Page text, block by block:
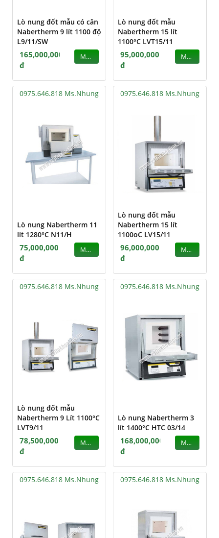
Lò nung đốt mẫu có cân
Nabertherm 9 lít 1100 độ
L9/11/SW
165,000,000
đ
MUA
Lò nung đốt mẫu
Nabertherm 15 lít
1100°C LVT15/11
95,000,000
đ
MUA
0975.646.818 Ms.Nhung
Lò nung Nabertherm 11
lít 1280°C N11/H
75,000,000
đ
MUA
0975.646.818 Ms.Nhung
Lò nung đốt mẫu
Nabertherm 15 lít
1100oC LV15/11
96,000,000
đ
MUA
0975.646.818 Ms.Nhung
Lò nung đốt mẫu
Nabertherm 9 Lít 1100°C
LVT9/11
78,500,000
đ
MUA
0975.646.818 Ms.Nhung
Lò nung Nabertherm 3
lít 1400°C HTC 03/14
168,000,000
đ
MUA
0975.646.818 Ms.Nhung 0975.646.818 Ms.Nhung